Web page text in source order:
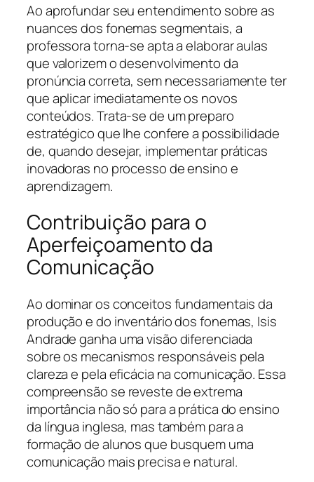
Ao aprofundar seu entendimento sobre as
nuances dos fonemas segmentais, a
professora torna-se apta a elaborar aulas
que valorizem o desenvolvimento da
pronúncia correta, sem necessariamente ter
que aplicar imediatamente os novos
conteúdos. Trata-se de um preparo
estratégico que lhe confere a possibilidade
de, quando desejar, implementar práticas
inovadoras no processo de ensino e
aprendizagem.
Contribuição para o
Aperfeiçoamento da
Comunicação
Ao dominar os conceitos fundamentais da
produção e do inventário dos fonemas, Isis
Andrade ganha uma visão diferenciada
sobre os mecanismos responsáveis pela
clareza e pela eficácia na comunicação. Essa
compreensão se reveste de extrema
importância não só para a prática do ensino
da língua inglesa, mas também para a
formação de alunos que busquem uma
comunicação mais precisa e natural.